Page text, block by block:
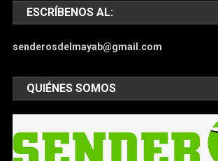
ESCRÍBENOS AL:
senderosdelmayab@gmail.com
QUIÉNES SOMOS